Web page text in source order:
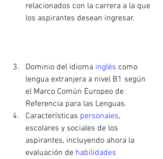
relacionados con la carrera a la que
los aspirantes desean ingresar.
Dominio del idioma inglés como
lengua extranjera a nivel B1 según
el Marco Común Europeo de
Referencia para las Lenguas.
Características personales,
escolares y sociales de los
aspirantes, incluyendo ahora la
evaluación de habilidades